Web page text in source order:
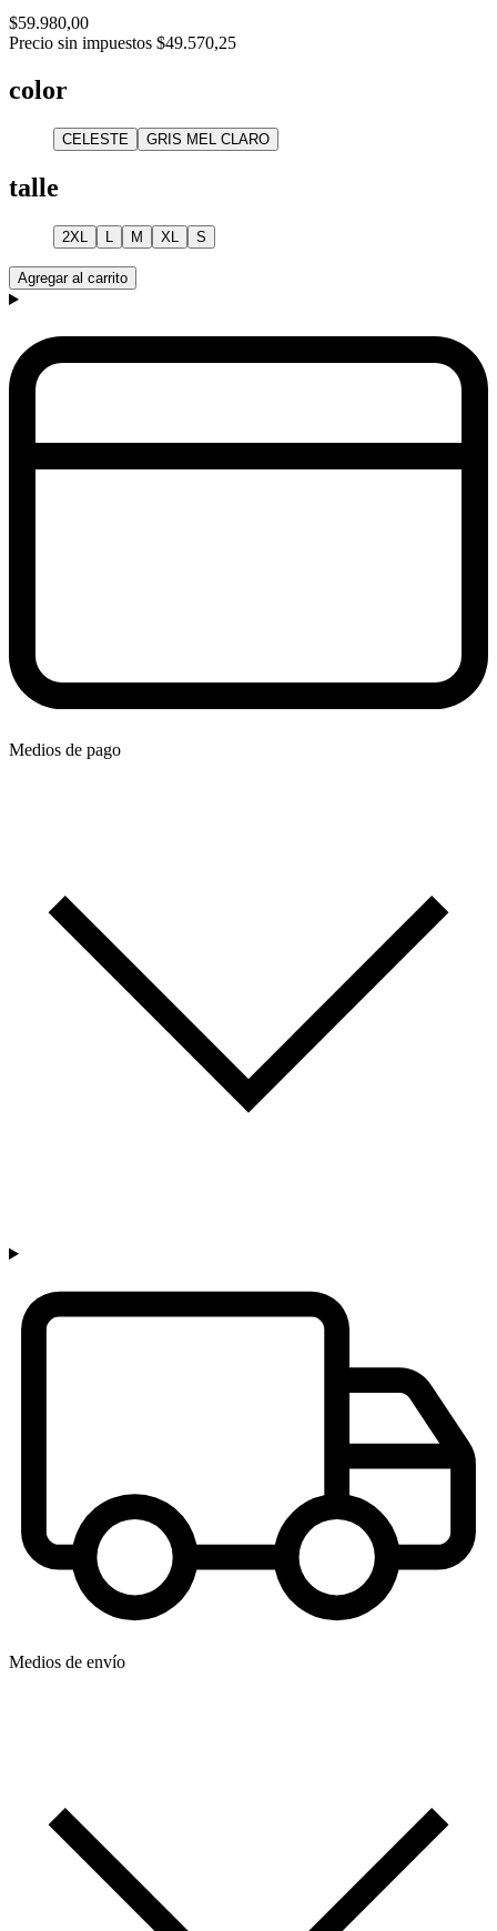
$59.980,00
Precio sin impuestos $49.570,25
color
CELESTE GRIS MEL CLARO
talle
2XL L M XL S
Agregar al carrito
Medios de pago
Medios de envío